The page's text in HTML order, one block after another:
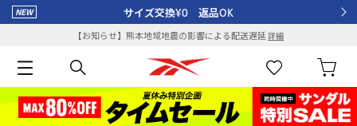
サイズ交換¥0 返品OK
【お知らせ】熊本地域地震の影響による配送遅延詳細